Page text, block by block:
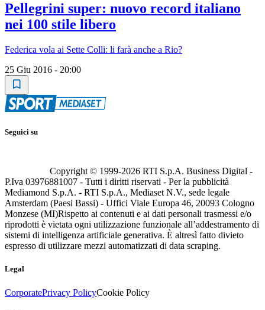
Pellegrini super: nuovo record italiano
nei 100 stile libero
Federica vola ai Sette Colli: li farà anche a Rio?
25 Giu 2016 - 20:00
Seguici su
Copyright © 1999-2026 RTI S.p.A. Business Digital -
P.Iva 03976881007 - Tutti i diritti riservati - Per la pubblicità
Mediamond S.p.A. - RTI S.p.A., Mediaset N.V., sede legale
Amsterdam (Paesi Bassi) - Uffici Viale Europa 46, 20093 Cologno
Monzese (MI)Rispetto ai contenuti e ai dati personali trasmessi e/o
riprodotti è vietata ogni utilizzazione funzionale all’addestramento di
sistemi di intelligenza artificiale generativa. È altresì fatto divieto
espresso di utilizzare mezzi automatizzati di data scraping.
Legal
CorporatePrivacy PolicyCookie Policy